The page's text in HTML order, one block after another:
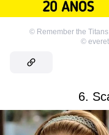
© Remember the
©
6.